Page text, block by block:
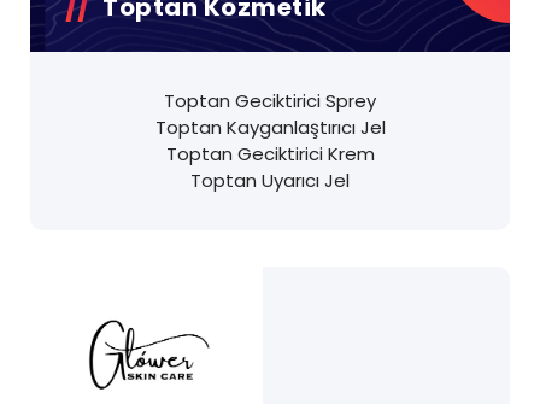
Toptan Kozmetik
Toptan Geciktirici Sprey
Toptan Kayganlaştırıcı Jel
Toptan Geciktirici Krem
Toptan Uyarıcı Jel